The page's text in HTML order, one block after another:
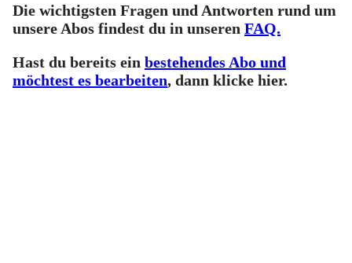
Die wichtigsten Fragen und Antworten rund um
unsere Abos findest du in unseren FAQ.
Hast du bereits ein bestehendes Abo und
möchtest es bearbeiten, dann klicke hier.